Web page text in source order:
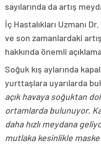
sayılarında da artış
İç Hastalıkları Uzmanı Dr.
ve son zamanlardaki
hakkında önemli
Soğuk kış aylarında
yurttaşlara uyarılarda
açık havaya soğuktan
ortamlarda bulunuyor.
daha hızlı meydana
mutlaka kesinlikle maske